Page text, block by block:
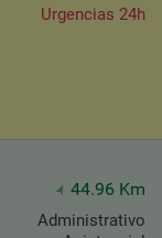
Urgencias 24h
44.96 Km
Administrativo